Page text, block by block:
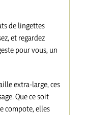
de lingettes
et regardez
pour vous, un
extra-large, ces
Que ce soit
compote, elles